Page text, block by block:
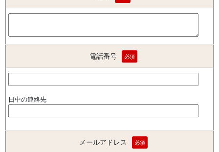
電話番号 必須
日中の連絡先
メールアドレス 必須